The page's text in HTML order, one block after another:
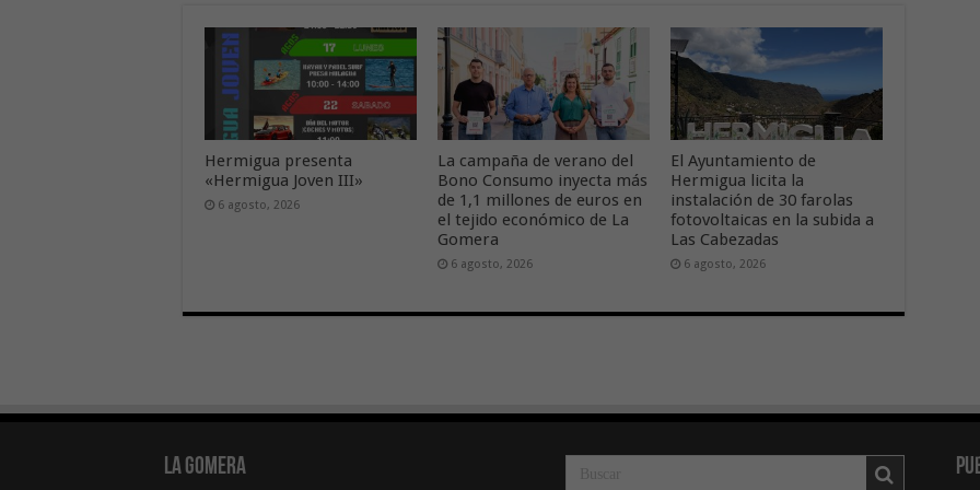
Hermigua presenta
«Hermigua Joven III»
6 agosto, 2026
La campaña de verano del
Bono Consumo inyecta más
de 1,1 millones de euros en
el tejido económico de La
Gomera
6 agosto, 2026
El Ayuntamiento de
Hermigua licita la
instalación de 30 farolas
fotovoltaicas en la subida a
Las Cabezadas
6 agosto, 2026
La Gomera